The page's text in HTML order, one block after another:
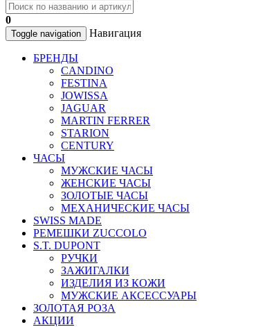
0
Toggle navigation Навигация
БРЕНДЫ
CANDINO
FESTINA
JOWISSA
JAGUAR
MARTIN FERRER
STARION
CENTURY
ЧАСЫ
МУЖСКИЕ ЧАСЫ
ЖЕНСКИЕ ЧАСЫ
ЗОЛОТЫЕ ЧАСЫ
МЕХАНИЧЕСКИЕ ЧАСЫ
SWISS MADE
РЕМЕШКИ ZUCCOLO
S.T. DUPONT
РУЧКИ
ЗАЖИГАЛКИ
ИЗДЕЛИЯ ИЗ КОЖИ
МУЖСКИЕ АКСЕССУАРЫ
ЗОЛОТАЯ РОЗА
АКЦИИ